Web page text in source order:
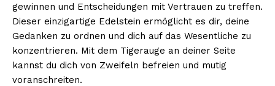
gewinnen und Entscheidungen mit Vertrauen zu treffen.
Dieser einzigartige Edelstein ermöglicht es dir, deine
Gedanken zu ordnen und dich auf das Wesentliche zu
konzentrieren. Mit dem Tigerauge an deiner Seite
kannst du dich von Zweifeln befreien und mutig
voranschreiten.